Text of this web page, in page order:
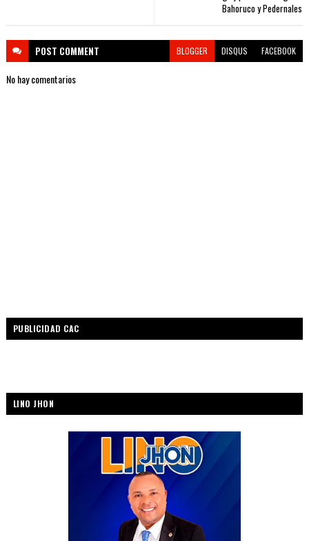
Bahoruco y Pedernales
POST COMMENT BLOGGER DISQUS FACEBOOK
No hay comentarios
PUBLICIDAD CAC
LINO JHON